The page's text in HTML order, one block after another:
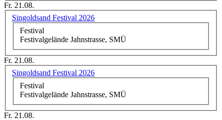
Fr. 21.08.
Singoldsand Festival 2026
Festival
Festivalgelände Jahnstrasse, SMÜ
Fr. 21.08.
Singoldsand Festival 2026
Festival
Festivalgelände Jahnstrasse, SMÜ
Fr. 21.08.